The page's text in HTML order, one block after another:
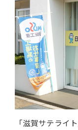
「滋賀サテライ